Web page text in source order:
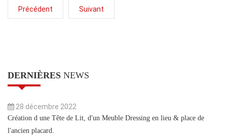
Précédent Suivant
DERNIÈRES NEWS
28 décembre 2022
Création d une Tête de Lit, d'un Meuble Dressing en lieu & place de
l'ancien placard.